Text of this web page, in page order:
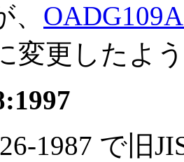
変更したよ
1987 で旧